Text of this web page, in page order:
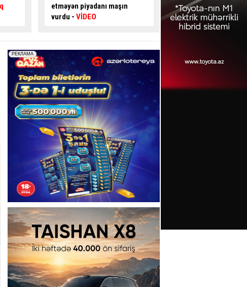
oğurlayan şəxssaxlanıldı
sexi yandı- VİDEO